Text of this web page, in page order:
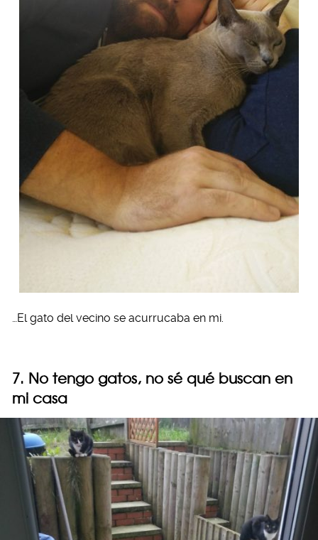
…El gato del vecino se acurrucaba en mi.
7. No tengo gatos, no sé qué buscan en
mi casa